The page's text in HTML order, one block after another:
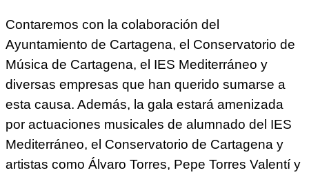
Contaremos con la colaboración del
Ayuntamiento de Cartagena, el Conservatorio de
Música de Cartagena, el IES Mediterráneo y
diversas empresas que han querido sumarse a
esta causa. Además, la gala estará amenizada
por actuaciones musicales de alumnado del IES
Mediterráneo, el Conservatorio de Cartagena y
artistas como Álvaro Torres, Pepe Torres Valentí y